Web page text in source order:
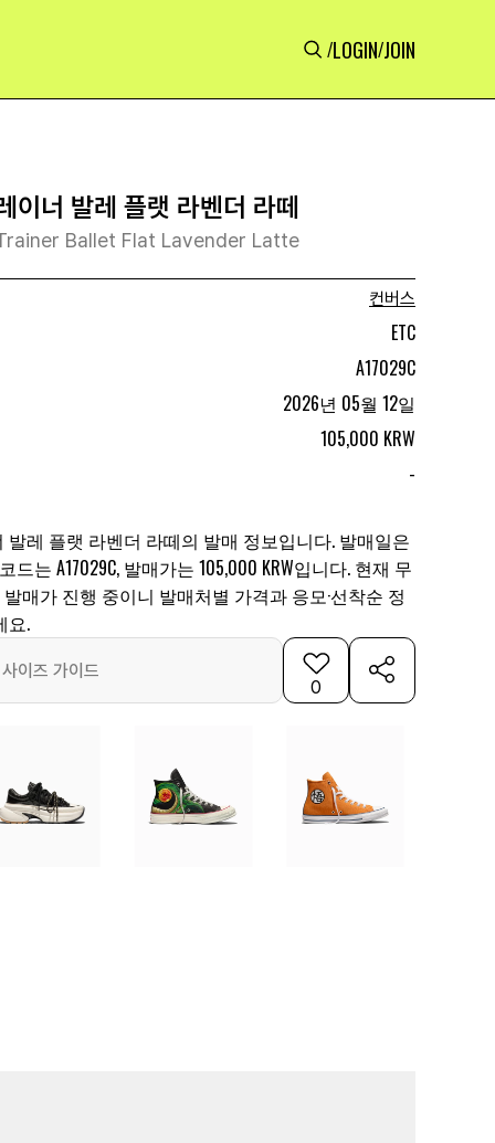
/LOGIN/JOIN
이너 발레 플랫 라벤더 라떼
Ballet Flat Lavender Latte
컨버스
ETC
A17029C
2026년 05월 12일
105,000 KRW
-
레 플랫 라벤더 라떼의 발매 정보입니다. 발매일은
드는 A17029C, 발매가는 105,000 KRW입니다. 현재 무
매가 진행 중이니 발매처별 가격과 응모·선착순 정
요.
사이즈 가이드
0